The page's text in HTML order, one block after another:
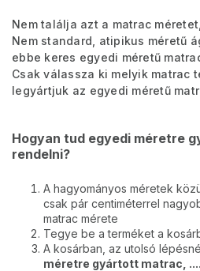
Nem találja azt a matrac
Nem standard, atipikus méretű
ebbe keres egyedi méretű
Csak válassza ki melyik matrac
legyártjuk az egyedi méretű
Hogyan tud egyedi méretre
rendelni?
A hagyományos méretek
csak pár centiméterrel
matrac mérete
Tegye be a terméket a
A kosárban, az utolsó
méretre gyártott matrac,